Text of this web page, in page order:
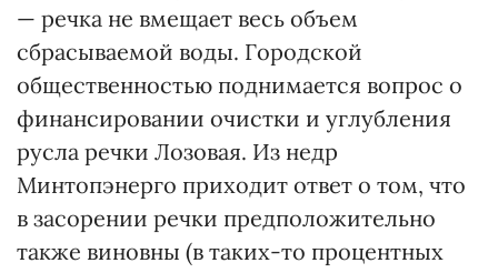
— речка не вмещает весь объем
сбрасываемой воды. Городской
общественностью поднимается вопрос о
финансировании очистки и углубления
русла речки Лозовая. Из недр
Минтопэнерго приходит ответ о том, что
в засорении речки предположительно
также виновны (в таких-то процентных